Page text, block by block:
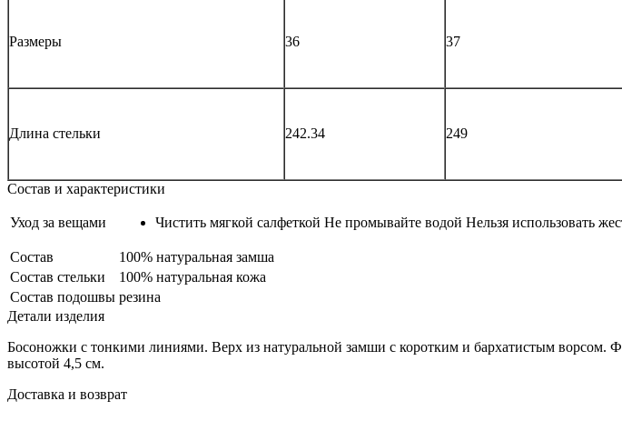
Размеры 36 37
Длина стельки 242.34 249
Состав и характеристики
Уход за вещами Чистить мягкой салфеткой Не промывайте водой Нельзя использовать
Состав
100% натуральная замша
Состав стельки
100% натуральная кожа
Состав подошвы резина
Детали изделия
Босоножки с тонкими линиями. Верх из натуральной замши с коротким и бархатистым ворсом.
высотой 4,5 см.
Доставка и возврат